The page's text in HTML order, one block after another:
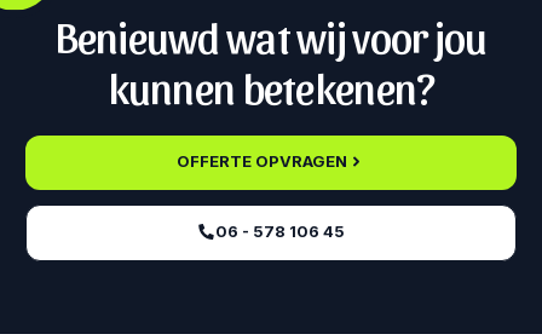
Benieuwd wat wij voor jou
kunnen betekenen?
OFFERTE OPVRAGEN
06 - 578 106 45‬